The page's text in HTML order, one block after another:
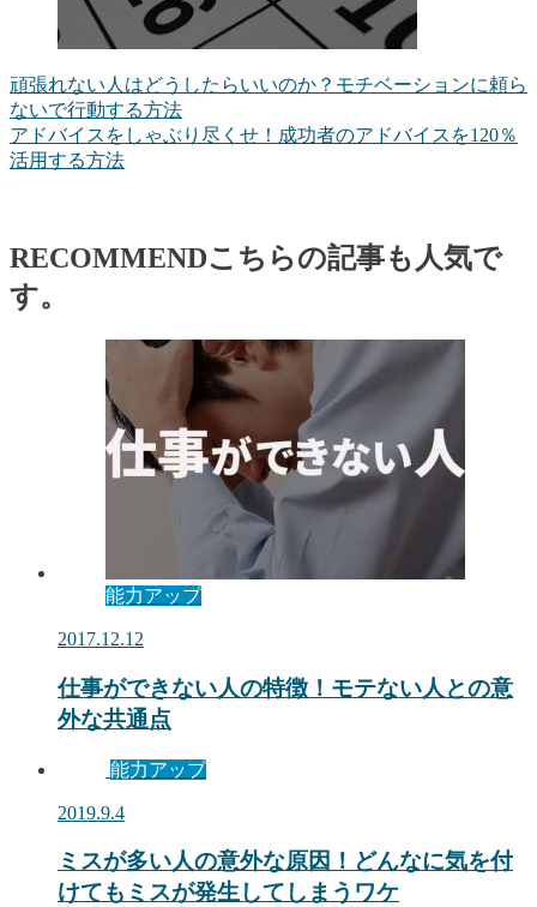
頑張れない人はどうしたらいいのか？モチベーションに頼ら
ないで行動する方法
アドバイスをしゃぶり尽くせ！成功者のアドバイスを120％
活用する方法
RECOMMENDこちらの記事も人気で
す。
能力アップ
2017.12.12
仕事ができない人の特徴！モテない人との意
外な共通点
能力アップ
2019.9.4
ミスが多い人の意外な原因！どんなに気を付
けてもミスが発生してしまうワケ